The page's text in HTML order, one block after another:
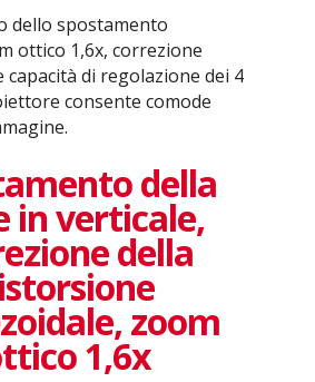
dello spostamento
ottico 1,6x, correzione
capacità di regolazione dei 4
consente comode
della
in verticale,
della
zoom
1,6x